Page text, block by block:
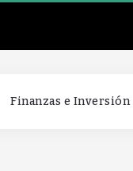
Finanzas e Inversión
raises $2B as
Bitcoin